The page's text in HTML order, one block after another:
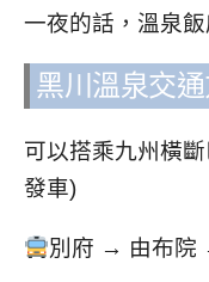
一夜的話，溫泉
黑川溫泉交通
可以搭乘九州橫
發車)
別府 → 由布院